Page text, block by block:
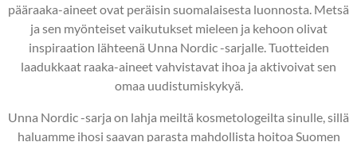
pääraaka-aineet ovat peräisin suomalaisesta luonnosta. Metsä
ja sen myönteiset vaikutukset mieleen ja kehoon olivat
inspiraation lähteenä Unna Nordic -sarjalle. Tuotteiden
laadukkaat raaka-aineet vahvistavat ihoa ja aktivoivat sen
omaa uudistumiskykyä.
Unna Nordic -sarja on lahja meiltä kosmetologeilta sinulle, sillä
haluamme ihosi saavan parasta mahdollista hoitoa Suomen